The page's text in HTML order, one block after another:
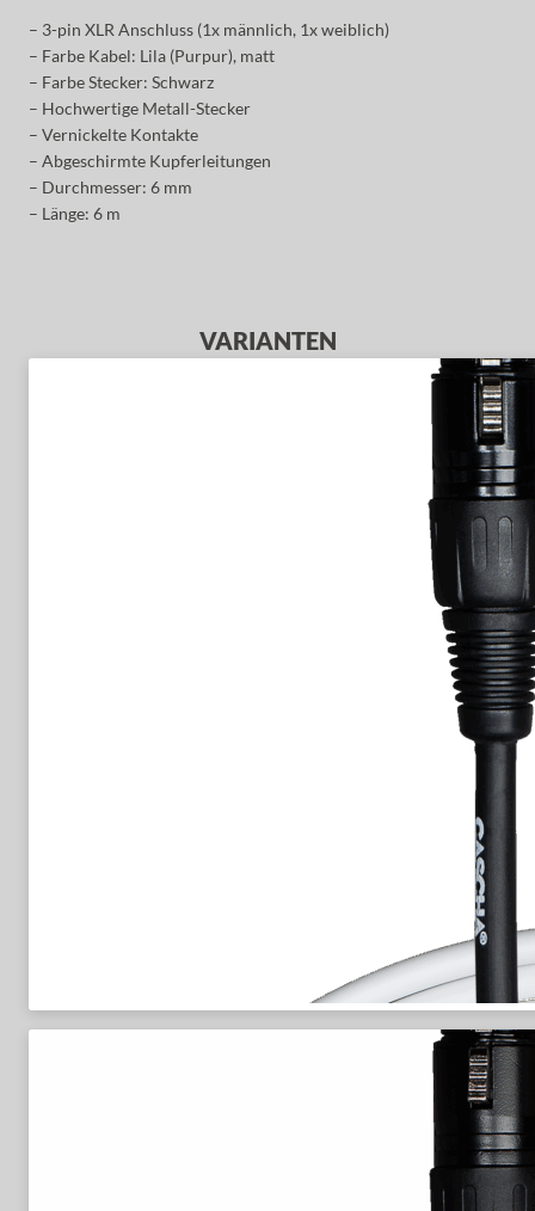
– 3-pin XLR Anschluss (1x männlich, 1x weiblich)
– Farbe Kabel: Lila (Purpur), matt
– Farbe Stecker: Schwarz
– Hochwertige Metall-Stecker
– Vernickelte Kontakte
– Abgeschirmte Kupferleitungen
– Durchmesser: 6 mm
– Länge: 6 m
VARIANTEN